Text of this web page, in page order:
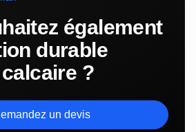
également
durable
?
un devis